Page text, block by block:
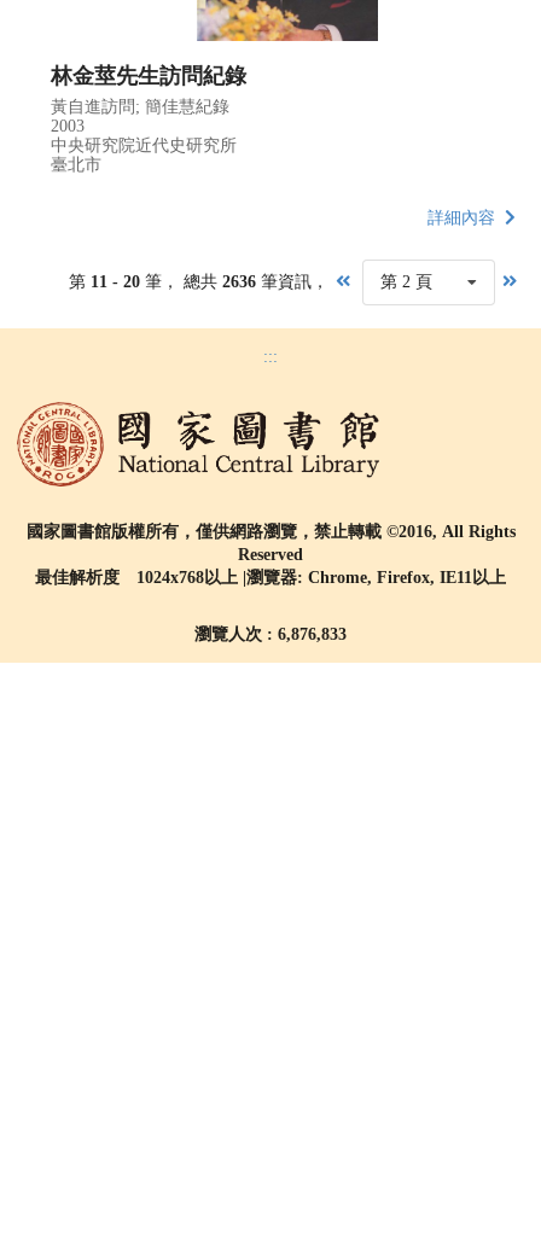
林金莖先生訪問紀錄
黃自進訪問; 簡佳慧紀錄
2003
中央研究院近代史研究所
臺北市
詳細內容
第 11 - 20 筆， 總共 2636筆資訊， 第 2 頁
:::
國家圖書館版權所有，僅供網路瀏覽，禁止轉載 ©2016, All Rights
Reserved
最佳解析度 1024x768以上 |瀏覽器: Chrome, Firefox, IE11以上
瀏覽人次 : 6,876,833